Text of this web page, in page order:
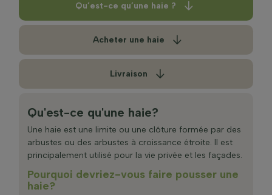
Qu’est-ce qu’une haie ?
Acheter une haie
Livraison
Qu'est-ce qu'une haie?
Une haie est une limite ou une clôture formée par des
arbustes ou des arbustes à croissance étroite. Il est
principalement utilisé pour la vie privée et les façades.
Pourquoi devriez-vous faire pousser une
haie?